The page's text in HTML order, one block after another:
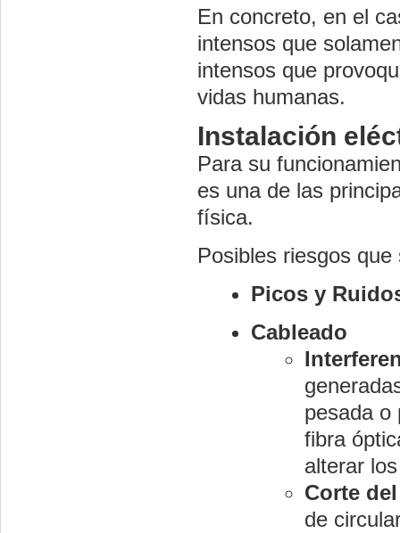
En concreto, en el
intensos que
intensos que
vidas humanas.
Instalación
Para su
es una de las
física.
Posibles riesgos
Picos y
Cableado
pesada o
fibra
alterar
Corte
de